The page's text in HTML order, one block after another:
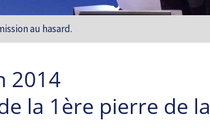
au hasard.
2014
la 1ère pierre de la